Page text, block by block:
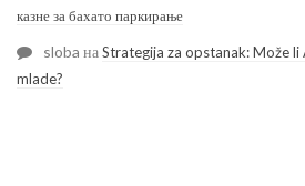
казне за бахато паркирање
sloba наStrategija za opstanak: Može
mlade?